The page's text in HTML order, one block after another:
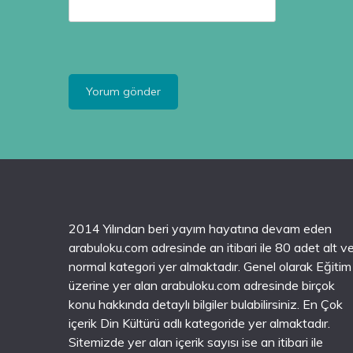
2014 Yılından beri yayım hayatına devam eden
arabuloku.com adresinde an itibari ile 80 adet alt
normal kategori yer almaktadır. Genel olarak Eğitim
üzerine yer alan arabuloku.com adresinde birçok
konu hakkında detaylı bilgiler bulabilirsiniz. En Çok
içerik Din Kültürü adlı kategoride yer almaktadır.
Sitemizde yer alan içerik sayısı ise an itibari ile